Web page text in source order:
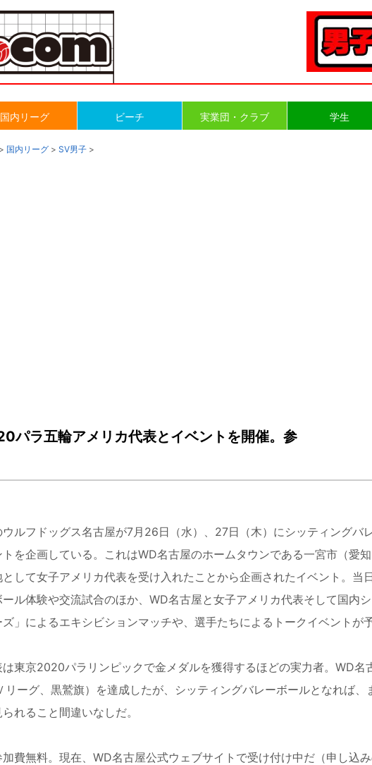
国内リーグ ビーチ 実業団・クラブ 学生
> 国内リーグ > SV男子 >
パラ五輪アメリカ代表とイベントを開催。参
ルフドッグス名古屋が7月 26日（水）、 27日（木）にシッティングバ
を企画している。これはWD名古屋のホームタウンである一宮市（愛
して女子アメリカ代表を受け入れたことから企画されたイベント。当
ル体験や交流試合のほか、 WD名古屋と女子アメリカ代表そして国内
」によるエキシビションマッチや、選手たちによるトークイベントが
東京2020パラリンピックで金メダルを獲得するほどの実力者。 WD名
リーグ、黒鷲旗）を達成したが、シッティングバレーボールとなれば
れること間違いなしだ。
費無料。現在、 WD名古屋公式ウェブサイトで受け付け中だ（申し込